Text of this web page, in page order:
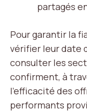
partagés
Pour garantir la
vérifier leur date
consulter les
confirment, à
l’efficacité des
performants